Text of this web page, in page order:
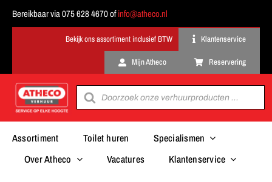
Bereikbaar via 075 628 4670 ofinfo@atheco.nl
Klantenservice
Mijn Atheco Reservering
Producten
zoeken
Assortiment Toilet huren
Specialismen
Over Atheco
Vacatures Klantenservice